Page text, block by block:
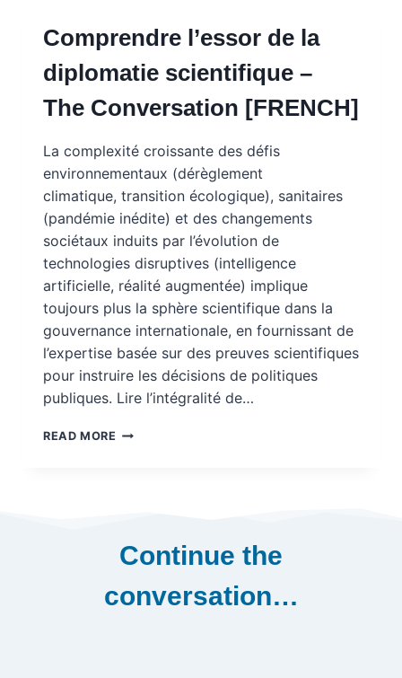
Comprendre l’essor de la
diplomatie scientifique –
The Conversation [FRENCH]
La complexité croissante des défis
environnementaux (dérèglement
climatique, transition écologique), sanitaires
(pandémie inédite) et des changements
sociétaux induits par l’évolution de
technologies disruptives (intelligence
artificielle, réalité augmentée) implique
toujours plus la sphère scientifique dans la
gouvernance internationale, en fournissant de
l’expertise basée sur des preuves scientifiques
pour instruire les décisions de politiques
publiques. Lire l’intégralité de…
READ MORE COMPRENDRE
THE
[FRENCH]
Continue the
conversation…